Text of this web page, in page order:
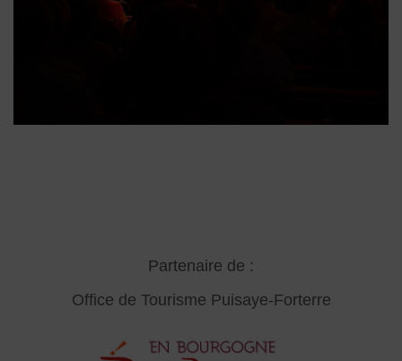
Partenaire de :
Office de Tourisme Puisaye-Forterre